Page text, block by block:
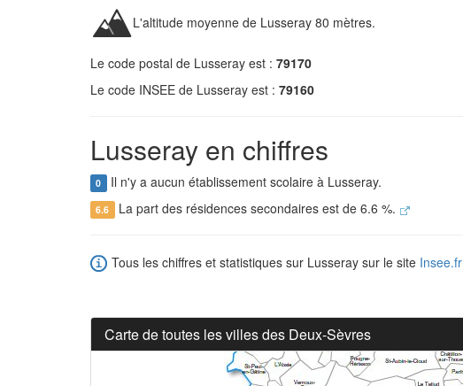
L'altitude moyenne de Lusseray 80 mètres.
Le code postal de Lusseray est : 79170
Le code INSEE de Lusseray est : 79160
Lusseray en chiffres
0 Il n'y a aucun établissement scolaire à Lusseray.
6.6 La part des résidences secondaires est de 6.6 %.
Tous les chiffres et statistiques sur Lusseray sur le site Insee.fr
Carte de toutes les villes des Deux-Sèvres